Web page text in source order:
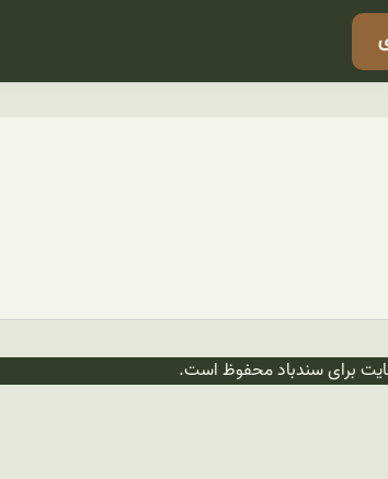
برای سندباد محفوظ است.